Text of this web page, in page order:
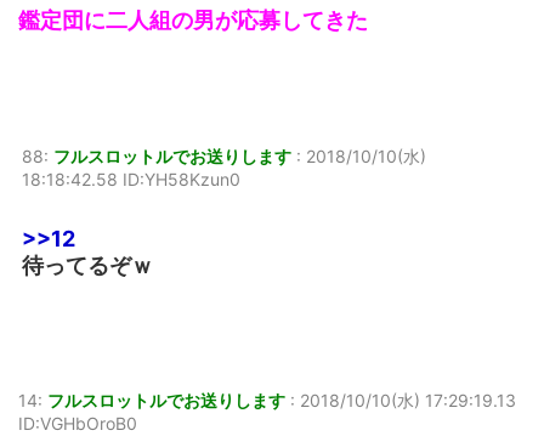
鑑定団に二人組の男が応募してきた
88: フルスロットルでお送りします : 2018/10/10(水)
18:18:42.58 ID:YH58Kzun0
>>12
待ってるぞｗ
14: フルスロットルでお送りします : 2018/10/10(水) 17:29:19.13
ID:VGHbOroB0